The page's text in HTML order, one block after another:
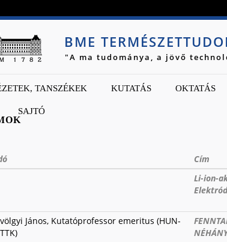
BME
"A ma tudománya, a jövő
TANSZÉKEK KUTATÁS OKTATÁS
SAJTÓ
Cím
Li-ion-
János, Kutatóprofessor emeritus (HUN-